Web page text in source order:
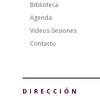
Biblioteca
Agenda
Videos-Sesiones
Contacto
DIRECCIÓN